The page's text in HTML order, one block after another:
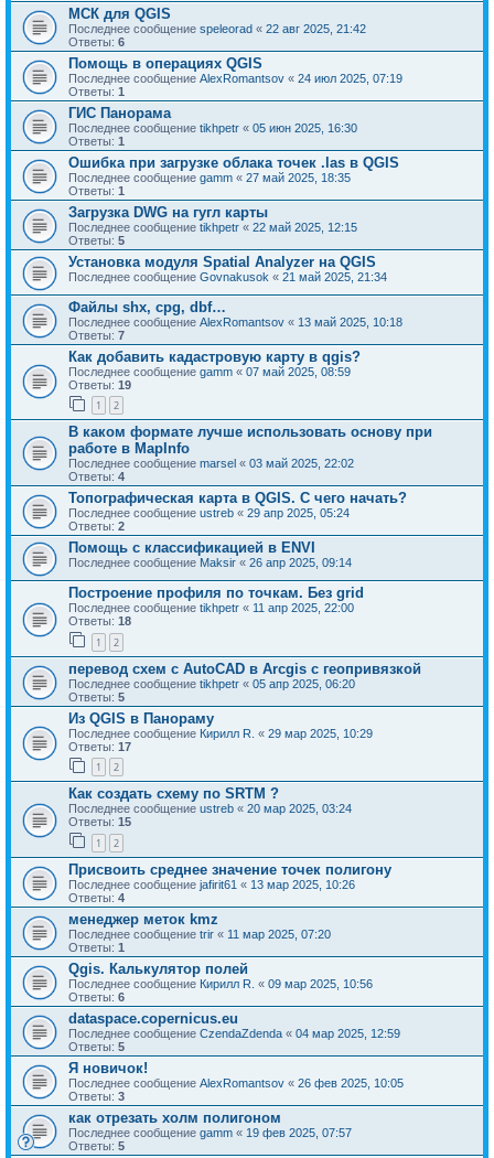
МСК для QGIS
Последнее сообщение speleorad « 22 авг 2025, 21:42
Ответы: 6
Помощь в операциях QGIS
Последнее сообщение AlexRomantsov « 24 июл 2025, 07:19
Ответы: 1
ГИС Панорама
Последнее сообщение tikhpetr « 05 июн 2025, 16:30
Ответы: 1
Ошибка при загрузке облака точек .las в QGIS
Последнее сообщение gamm « 27 май 2025, 18:35
Ответы: 1
Загрузка DWG на гугл карты
Последнее сообщение tikhpetr « 22 май 2025, 12:15
Ответы: 5
Установка модуля Spatial Analyzer на QGIS
Последнее сообщение Govnakusok « 21 май 2025, 21:34
Файлы shx, cpg, dbf…
Последнее сообщение AlexRomantsov « 13 май 2025, 10:18
Ответы: 7
Как добавить кадастровую карту в qgis?
Последнее сообщение gamm « 07 май 2025, 08:59
Ответы: 19
1 2
В каком формате лучше использовать основу при
работе в MapInfo
Последнее сообщение marsel « 03 май 2025, 22:02
Ответы: 4
Топографическая карта в QGIS. С чего начать?
Последнее сообщение ustreb « 29 апр 2025, 05:24
Ответы: 2
Помощь с классификацией в ENVI
Последнее сообщение Maksir « 26 апр 2025, 09:14
Построение профиля по точкам. Без grid
Последнее сообщение tikhpetr « 11 апр 2025, 22:00
Ответы: 18
1 2
перевод схем с AutoCAD в Arcgis с геопривязкой
Последнее сообщение tikhpetr « 05 апр 2025, 06:20
Ответы: 5
Из QGIS в Панораму
Последнее сообщение Кирилл R. « 29 мар 2025, 10:29
Ответы: 17
1 2
Как создать схему по SRTM ?
Последнее сообщение ustreb « 20 мар 2025, 03:24
Ответы: 15
1 2
Присвоить среднее значение точек полигону
Последнее сообщение jafirit61 « 13 мар 2025, 10:26
Ответы: 4
менеджер меток kmz
Последнее сообщение trir « 11 мар 2025, 07:20
Ответы: 1
Qgis. Калькулятор полей
Последнее сообщение Кирилл R. « 09 мар 2025, 10:56
Ответы: 6
dataspace.copernicus.eu
Последнее сообщение CzendaZdenda « 04 мар 2025, 12:59
Ответы: 5
Я новичок!
Последнее сообщение AlexRomantsov « 26 фев 2025, 10:05
Ответы: 3
как отрезать холм полигоном
Последнее сообщение gamm « 19 фев 2025, 07:57
Ответы: 5